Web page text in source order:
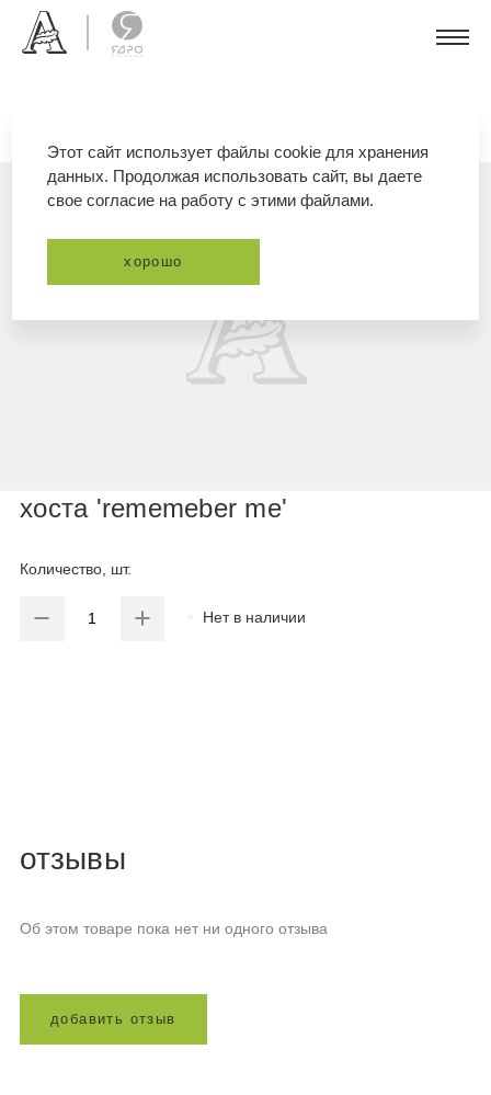
хоста 'rememeber me'
Количество, шт.
Нет в наличии
отзывы
Об этом товаре пока нет ни одного отзыва
добавит ь отз ыв
Этот сайт использует файлы cookie для хранения
данных. Продолжая использовать сайт, вы даете
свое согласие на работу с этими файлами.
хорошо